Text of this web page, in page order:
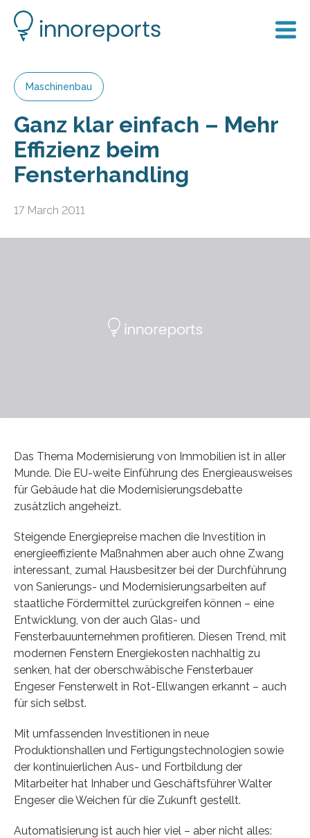
Maschinenbau
Ganz klar einfach – Mehr
Effizienz beim
Fensterhandling
17 March 2011
Das Thema Modernisierung von Immobilien ist in aller
Munde. Die EU-weite Einführung des Energieausweises
für Gebäude hat die Modernisierungsdebatte
zusätzlich angeheizt.
Steigende Energiepreise machen die Investition in
energieeffiziente Maßnahmen aber auch ohne Zwang
interessant, zumal Hausbesitzer bei der Durchführung
von Sanierungs- und Modernisierungsarbeiten auf
staatliche Fördermittel zurückgreifen können – eine
Entwicklung, von der auch Glas- und
Fensterbauunternehmen profitieren. Diesen Trend, mit
modernen Fenstern Energiekosten nachhaltig zu
senken, hat der oberschwäbische Fensterbauer
Engeser Fensterwelt in Rot-Ellwangen erkannt – auch
für sich selbst.
Mit umfassenden Investitionen in neue
Produktionshallen und Fertigungstechnologien sowie
der kontinuierlichen Aus- und Fortbildung der
Mitarbeiter hat Inhaber und Geschäftsführer Walter
Engeser die Weichen für die Zukunft gestellt.
Automatisierung ist auch hier viel – aber nicht alles: